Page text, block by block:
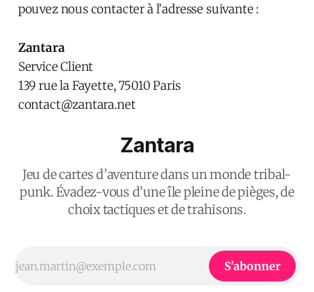
pouvez nous contacter à l’adresse suivante :
Zantara
Service Client
139 rue la Fayette, 75010 Paris
contact@zantara.net
Zantara
Jeu de cartes d’aventure dans un monde tribal-
punk. Évadez-vous d’une île pleine de pièges, de
choix tactiques et de trahisons.
S'abonner